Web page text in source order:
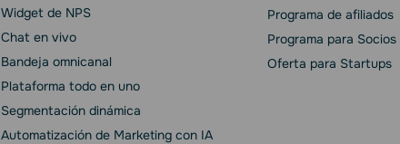
Widget de NPS
Chat en vivo
Bandeja omnicanal
Plataforma todo en uno
Segmentación dinámica
Automatización de Marketing con IA
Programa de afiliados
Programa para Socios
Oferta para Startups